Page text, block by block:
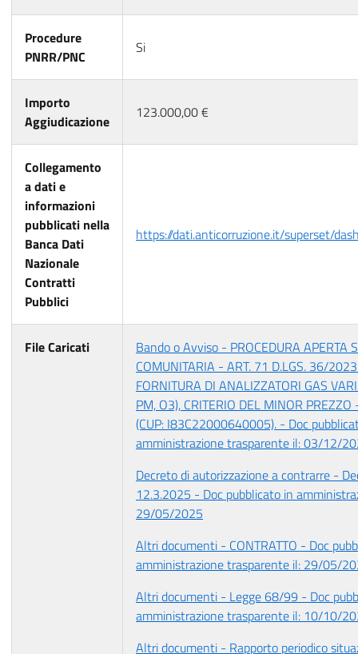
Procedure
PNRR/PNC
Si
Importo
Aggiudicazione
123.000,00 €
Collegamento
a dati e
informazioni
pubblicati nella
Banca Dati
Nazionale
Contratti
Pubblici
https://dati.anticorruzione.it/superset/
File Caricati
Bando o Avviso - PROCEDURA APERTA
COMUNITARIA - ART. 71 D.LGS. 36/
FORNITURA DI ANALIZZATORI GAS
PM, O3), CRITERIO DEL MINOR PREZZO
(CUP: I83C22000640005). - Doc
amministrazione trasparente il: 03/12/
Decreto di autorizzazione a contrarre -
12.3.2025 - Doc pubblicato in
29/05/2025
Altri documenti - CONTRATTO - Doc
amministrazione trasparente il: 29/05/
Altri documenti - Legge 68/99 - Doc
amministrazione trasparente il: 10/10/
Altri documenti - Rapporto periodico